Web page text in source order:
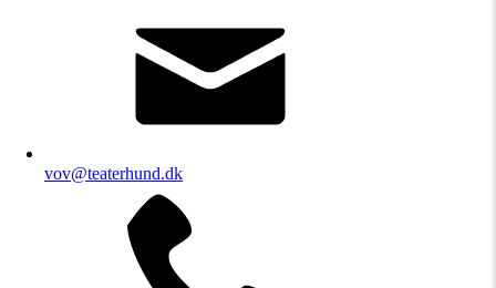
vov@teaterhund.dk